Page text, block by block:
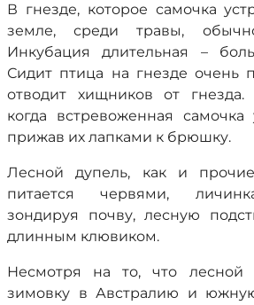
В гнезде, которое самочка
земле, среди травы,
Инкубация длительная –
Сидит птица на гнезде очень
отводит хищников от
когда встревоженная самочка
прижав их лапками к брюшку.
Лесной дупель, как и
питается червями,
зондируя почву, лесную
длинным клювиком.
Несмотря на то, что лесной
зимовку в Австралию и